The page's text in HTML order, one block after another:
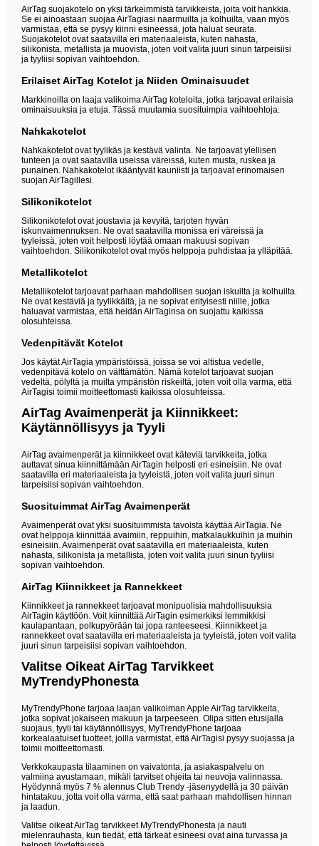
AirTag suojakotelo on yksi tärkeimmistä tarvikkeista, joita voit hankkia.
Se ei ainoastaan suojaa AirTagiasi naarmuilta ja kolhuilta, vaan myös
varmistaa, että se pysyy kiinni esineessä, jota haluat seurata.
Suojakotelot ovat saatavilla eri materiaaleista, kuten nahasta,
silikonista, metallista ja muovista, joten voit valita juuri sinun tarpeisiisi
ja tyyliisi sopivan vaihtoehdon.
Erilaiset AirTag Kotelot ja Niiden Ominaisuudet
Markkinoilla on laaja valikoima AirTag koteloita, jotka tarjoavat erilaisia
ominaisuuksia ja etuja. Tässä muutamia suosituimpia vaihtoehtoja:
Nahkakotelot
Nahkakotelot ovat tyylikäs ja kestävä valinta. Ne tarjoavat ylellisen
tunteen ja ovat saatavilla useissa väreissä, kuten musta, ruskea ja
punainen. Nahkakotelot ikääntyvät kauniisti ja tarjoavat erinomaisen
suojan AirTagillesi.
Silikonikotelot
Silikonikotelot ovat joustavia ja kevyitä, tarjoten hyvän
iskunvaimennuksen. Ne ovat saatavilla monissa eri väreissä ja
tyyleissä, joten voit helposti löytää omaan makuusi sopivan
vaihtoehdon. Silikonikotelot ovat myös helppoja puhdistaa ja ylläpitää.
Metallikotelot
Metallikotelot tarjoavat parhaan mahdollisen suojan iskuilta ja kolhuilta.
Ne ovat kestäviä ja tyylikkäitä, ja ne sopivat erityisesti niille, jotka
haluavat varmistaa, että heidän AirTaginsa on suojattu kaikissa
olosuhteissa.
Vedenpitävät Kotelot
Jos käytät AirTagia ympäristöissä, joissa se voi altistua vedelle,
vedenpitävä kotelo on välttämätön. Nämä kotelot tarjoavat suojan
vedeltä, pölyltä ja muilta ympäristön riskeiltä, joten voit olla varma, että
AirTagisi toimii moitteettomasti kaikissa olosuhteissa.
AirTag Avaimenperät ja Kiinnikkeet:
Käytännöllisyys ja Tyyli
AirTag avaimenperät ja kiinnikkeet ovat käteviä tarvikkeita, jotka
auttavat sinua kiinnittämään AirTagin helposti eri esineisiin. Ne ovat
saatavilla eri materiaaleista ja tyyleistä, joten voit valita juuri sinun
tarpeisiisi sopivan vaihtoehdon.
Suosituimmat AirTag Avaimenperät
Avaimenperät ovat yksi suosituimmista tavoista käyttää AirTagia. Ne
ovat helppoja kiinnittää avaimiin, reppuihin, matkalaukkuihin ja muihin
esineisiin. Avaimenperät ovat saatavilla eri materiaaleista, kuten
nahasta, silikonista ja metallista, joten voit valita juuri sinun tyyliisi
sopivan vaihtoehdon.
AirTag Kiinnikkeet ja Rannekkeet
Kiinnikkeet ja rannekkeet tarjoavat monipuolisia mahdollisuuksia
AirTagin käyttöön. Voit kiinnittää AirTagin esimerkiksi lemmikkisi
kaulapantaan, polkupyörään tai jopa ranteeseesi. Kiinnikkeet ja
rannekkeet ovat saatavilla eri materiaaleista ja tyyleistä, joten voit valita
juuri sinun tarpeisiisi sopivan vaihtoehdon.
Valitse Oikeat AirTag Tarvikkeet
MyTrendyPhonesta
MyTrendyPhone tarjoaa laajan valikoiman Apple AirTag tarvikkeita,
jotka sopivat jokaiseen makuun ja tarpeeseen. Olipa sitten etusijalla
suojaus, tyyli tai käytännöllisyys, MyTrendyPhone tarjoaa
korkealaatuiset tuotteet, joilla varmistat, että AirTagisi pysyy suojassa ja
toimii moitteettomasti.
Verkkokaupasta tilaaminen on vaivatonta, ja asiakaspalvelu on
valmiina avustamaan, mikäli tarvitset ohjeita tai neuvoja valinnassa.
Hyödynnä myös 7 % alennus Club Trendy -jäsenyydellä ja 30 päivän
hintatakuu, jotta voit olla varma, että saat parhaan mahdollisen hinnan
ja laadun.
Valitse oikeat AirTag tarvikkeet MyTrendyPhonesta ja nauti
mielenrauhasta, kun tiedät, että tärkeät esineesi ovat aina turvassa ja